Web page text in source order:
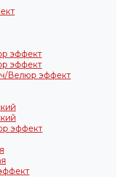
эффект
эффект
Велюр эффект
эффект